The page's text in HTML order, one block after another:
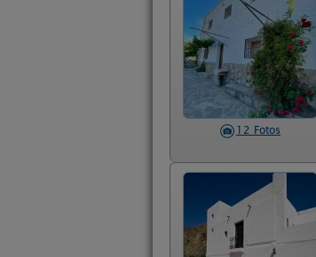
12 Fotos